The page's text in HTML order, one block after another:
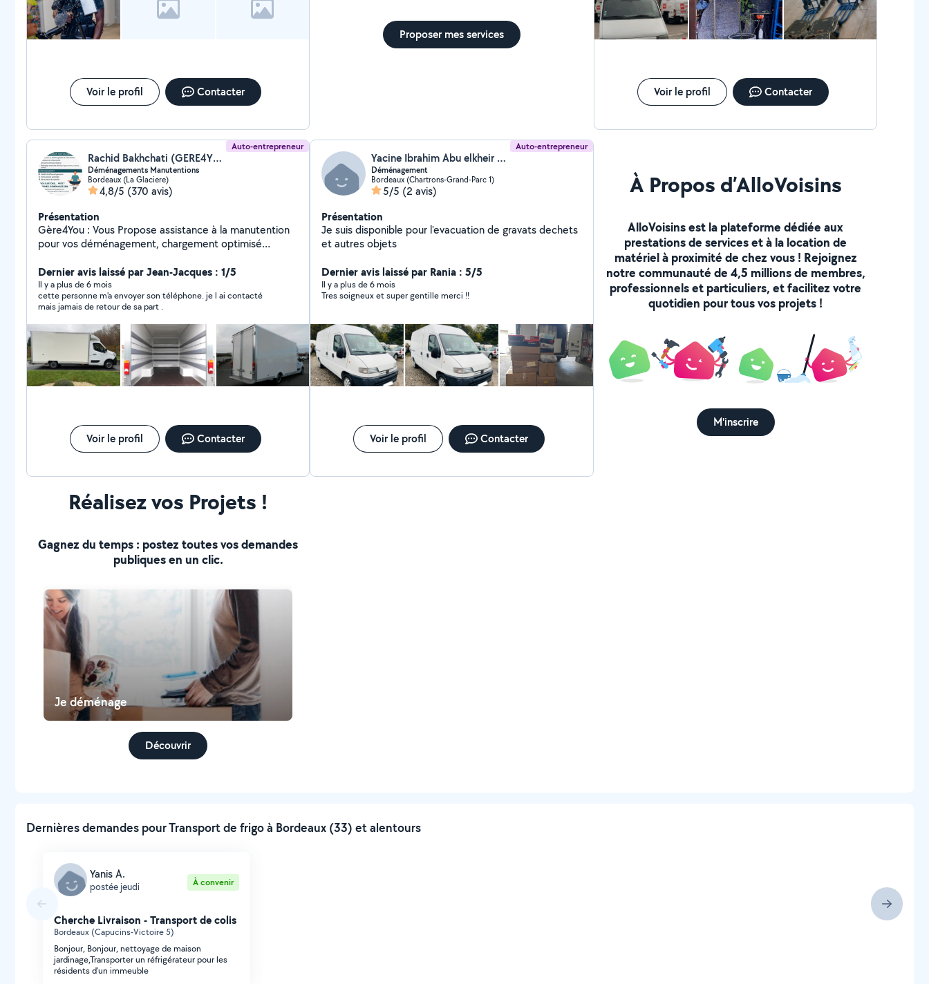
Voir le profil Contacter
Proposer mes services
Voir le profil Contacter
Auto-entrepreneur
Rachid Bakhchati (GERE4YOU)
Déménagements Manutentions
Bordeaux (La Glaciere)
4,8/5 (370 avis)
Présentation
Gère4You : Vous Propose assistance à la manutention
pour vos déménagement, chargement optimisé
et immédiat, Tarif Claire et juste Sans surprise
.**évacuation encombrants recyclage en déchetterie *
*Un service Nettoyage Avant vos états des lieux pour
Retour de Caution Garantie . Alors à vos cartons prêt
réservez déménagez Zen.
Dernier avis laissé par Jean-Jacques : 1/5
Il y a plus de 6 mois
cette personne m'a envoyer son téléphone. je l ai contacté
mais jamais de retour de sa part .
Voir le profil Contacter
Auto-entrepreneur
Yacine Ibrahim Abu elkheir (yacine)
Déménagement
Bordeaux (Chartrons-Grand-Parc 1)
5/5 (2 avis)
Présentation
Je suis disponible pour l'evacuation de gravats dechets
et autres objets
Dernier avis laissé par Rania : 5/5
Il y a plus de 6 mois
Tres soigneux et super gentille merci !!
Voir le profil Contacter
À Propos d’AlloVoisins
AlloVoisins est la plateforme dédiée aux
prestations de services et à la location de
matériel à proximité de chez vous ! Rejoignez
notre communauté de 4,5 millions de membres,
professionnels et particuliers, et facilitez votre
quotidien pour tous vos projets !
M'inscrire
Réalisez vos Projets !
Gagnez du temps : postez toutes vos demandes
publiques en un clic.
Je déménage
Découvrir
Dernières demandes pour Transport de frigo à Bordeaux (33) et alentours
Yanis A.
postée jeudi À convenir
Cherche Livraison - Transport de colis
Bordeaux (Capucins-Victoire 5)
Bonjour, Bonjour, nettoyage de maison
jardinage,Transporter un réfrigérateur pour les
résidents d'un immeuble